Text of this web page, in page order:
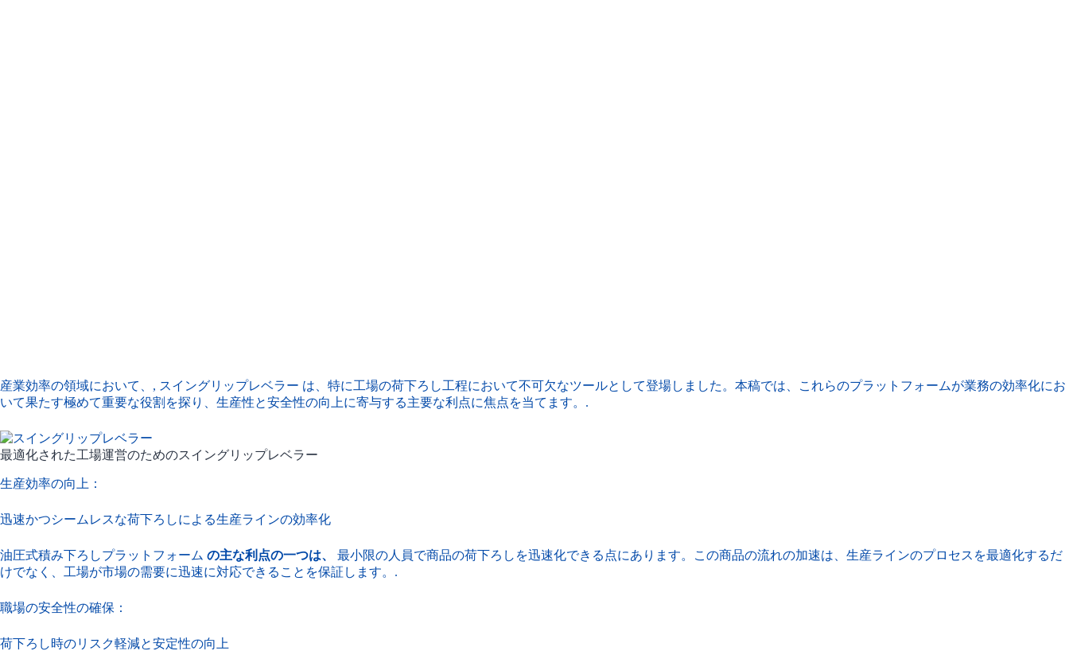
産業効率の領域において、, スイングリップレベラー は、特に工場の荷下ろし工程において不可欠なツールとして登場しました。本稿では、これらのプラットフォームが業務の効率化にお
いて果たす極めて重要な役割を探り、生産性と安全性の向上に寄与する主要な利点に焦点を当てます。.
最適化された工場運営のためのスイングリップレベラー
生産効率の向上：
迅速かつシームレスな荷下ろしによる生産ラインの効率化
油圧式積み下ろしプラットフォーム の主な利点の一つは、
最小限の人員で商品の荷下ろしを迅速化できる点にあります。この商品の流れの加速は、生産ラインのプロセスを最適化するだ
けでなく、工場が市場の需要に迅速に対応できることを保証します。.
職場の安全性の確保：
荷下ろし時のリスク軽減と安定性の向上